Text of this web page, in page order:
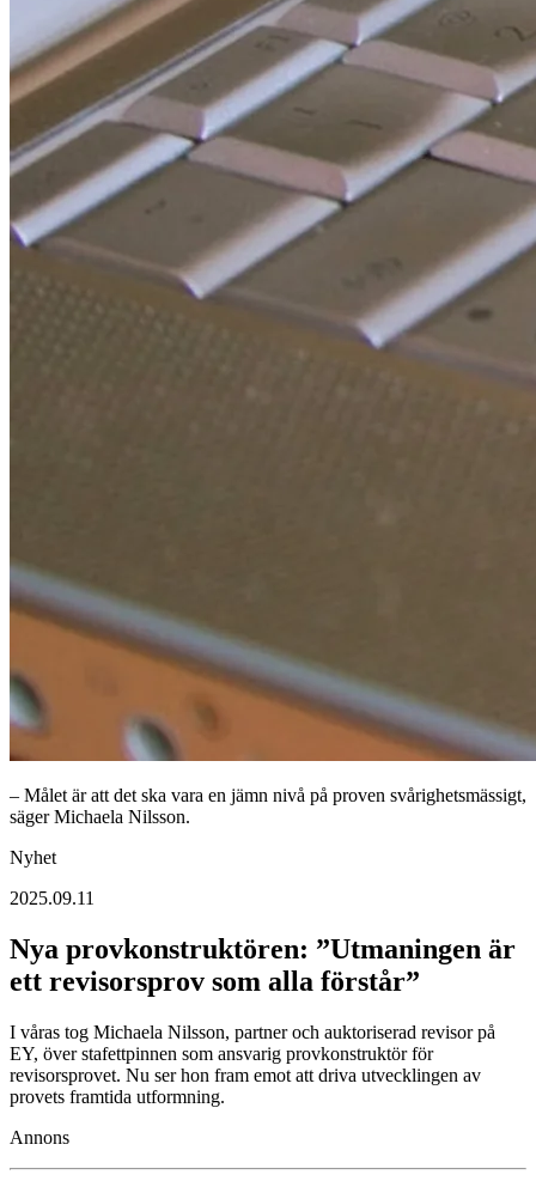
– Målet är att det ska vara en jämn nivå på proven svårighetsmässigt,
säger Michaela Nilsson.
Nyhet
2025.09.11
Nya provkonstruktören: ”Utmaningen är
ett revisorsprov som alla förstår”
I våras tog Michaela Nilsson, partner och auktoriserad revisor på
EY, över stafettpinnen som ansvarig provkonstruktör för
revisorsprovet. Nu ser hon fram emot att driva utvecklingen av
provets framtida utformning.
Annons